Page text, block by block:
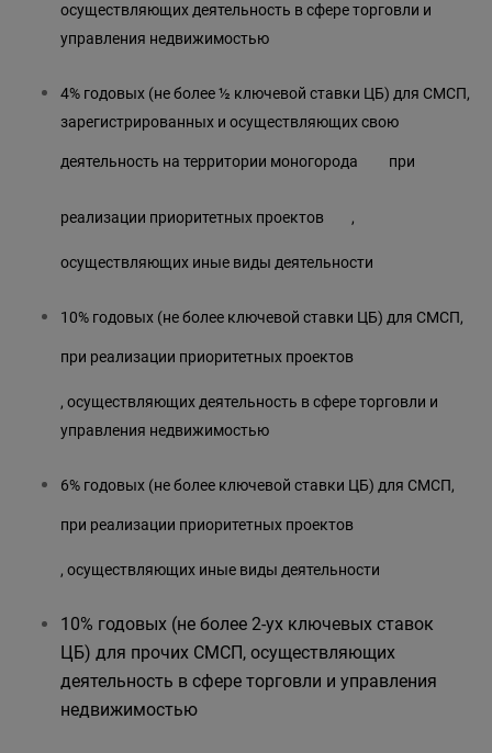
осуществляющих деятельность в сфере торговли и
управления недвижимостью
4% годовых (не более ½ ключевой ставки ЦБ) для СМСП,
зарегистрированных и осуществляющих свою
деятельность на территории моногорода при
реализации приоритетных проектов ,
осуществляющих иные виды деятельности
10% годовых (не более ключевой ставки ЦБ) для СМСП,
при реализации приоритетных проектов
, осуществляющих деятельность в сфере торговли и
управления недвижимостью
6% годовых (не более ключевой ставки ЦБ) для СМСП,
при реализации приоритетных проектов
, осуществляющих иные виды деятельности
10% годовых (не более 2-ух ключевых ставок
ЦБ) для прочих СМСП, осуществляющих
деятельность в сфере торговли и управления
недвижимостью